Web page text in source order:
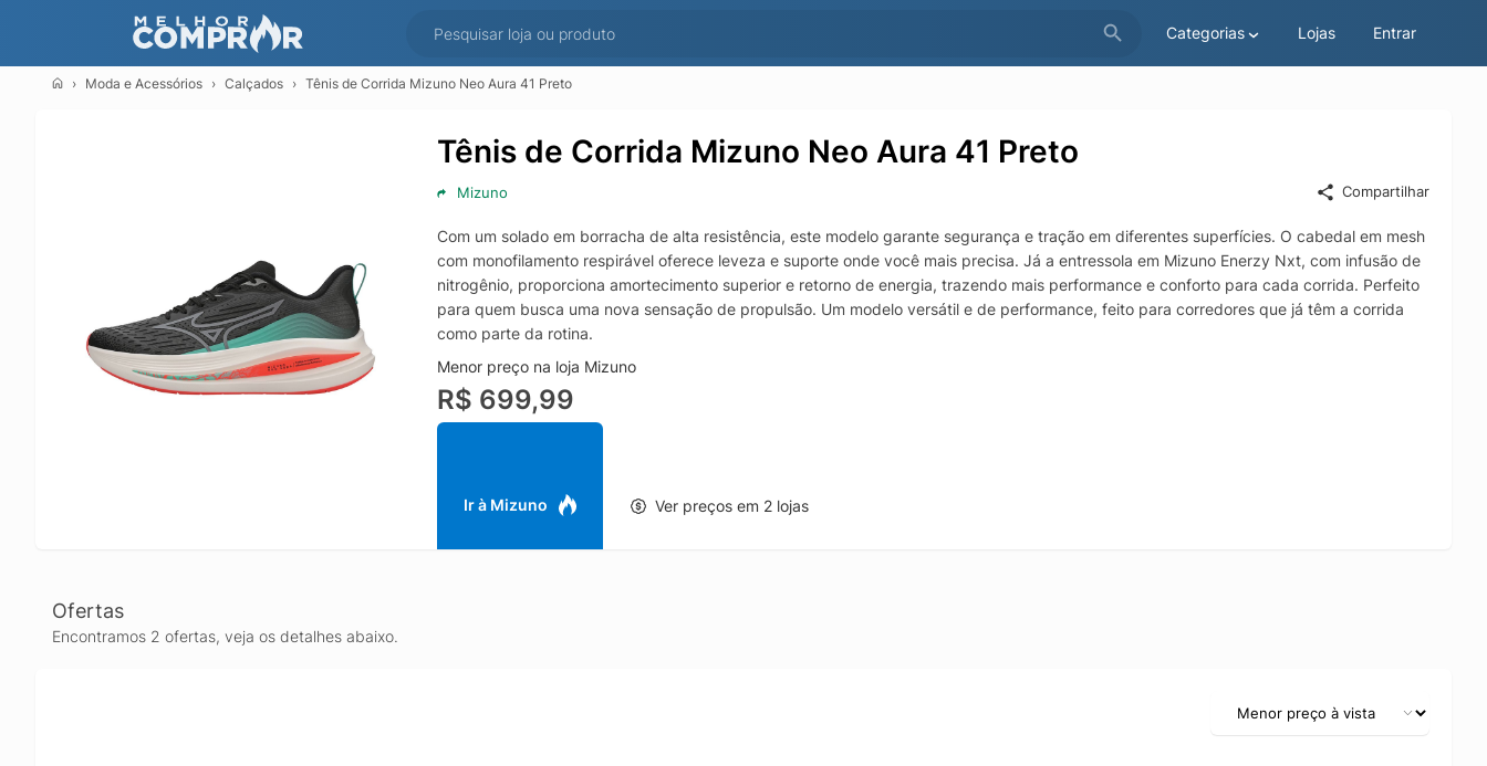
Categorias Lojas Entrar
Moda e Acessórios Calçados Tênis de Corrida Mizuno Neo Aura 41 Preto
Tênis de Corrida Mizuno Neo Aura 41 Preto
Mizuno Compartilhar
Com um solado em borracha de alta resistência, este modelo garante segurança e tração em diferentes superfícies. O cabedal em mesh
com monofilamento respirável oferece leveza e suporte onde você mais precisa. Já a entressola em Mizuno Enerzy Nxt, com infusão de
nitrogênio, proporciona amortecimento superior e retorno de energia, trazendo mais performance e conforto para cada corrida. Perfeito
para quem busca uma nova sensação de propulsão. Um modelo versátil e de performance, feito para corredores que já têm a corrida
como parte da rotina.
Menor preço na loja Mizuno
R$ 699,99
Ir à Mizuno Ver preços em 2 lojas
Ofertas
Encontramos 2 ofertas, veja os detalhes abaixo.